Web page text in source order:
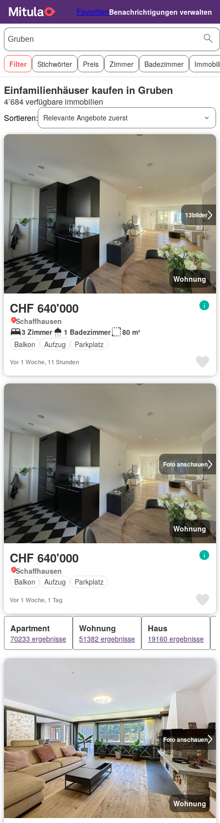
FavoritenBenachrichtigungen verwalten
Filter Stichwörter Preis Zimmer Badezimmer
Einfamilienhäuser kaufen in Gruben
4’684 verfügbare immobilien
Sortieren:
Relevante Angebote zuerst
13bilder
Wohnung
CHF 640'000
Schaffhausen
3 Zimmer
1 Badezimmer
80 m²
Balkon
Aufzug Parkplatz
Vor 1 Woche, 11 Stunden
Foto anschauen
Wohnung
CHF 640'000
Schaffhausen
Balkon
Aufzug Parkplatz
Vor 1 Woche, 1 Tag
Apartment
70233 ergebnisse
Wohnung
51382 ergebnisse
Haus
19160 ergebnisse
Foto anschauen
Wohnung